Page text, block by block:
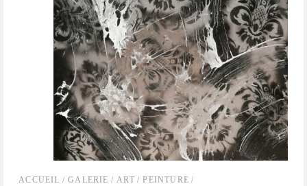
ACCUEIL /GALERIE /ART/PEINTURE /